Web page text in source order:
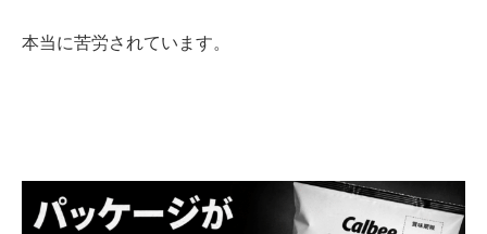
本当に苦労されています。